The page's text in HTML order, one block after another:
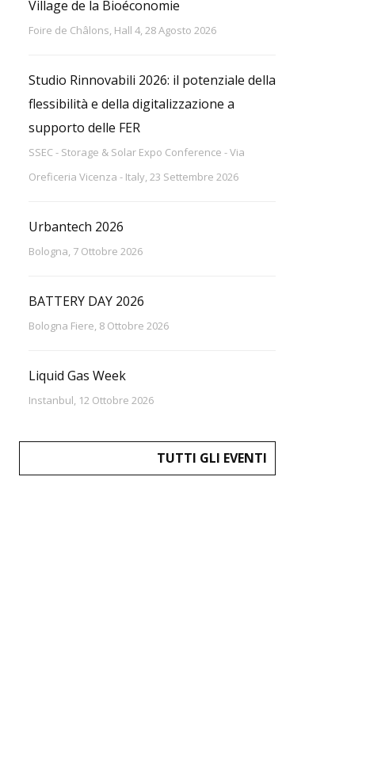
Village de la Bioéconomie
Foire de Châlons, Hall 4, 28 Agosto 2026
Studio Rinnovabili 2026: il potenziale della
flessibilità e della digitalizzazione a
supporto delle FER
SSEC - Storage & Solar Expo Conference - Via
Oreficeria Vicenza - Italy, 23 Settembre 2026
Urbantech 2026
Bologna, 7 Ottobre 2026
BATTERY DAY 2026
Bologna Fiere, 8 Ottobre 2026
Liquid Gas Week
Instanbul, 12 Ottobre 2026
TUTTI GLI EVENTI